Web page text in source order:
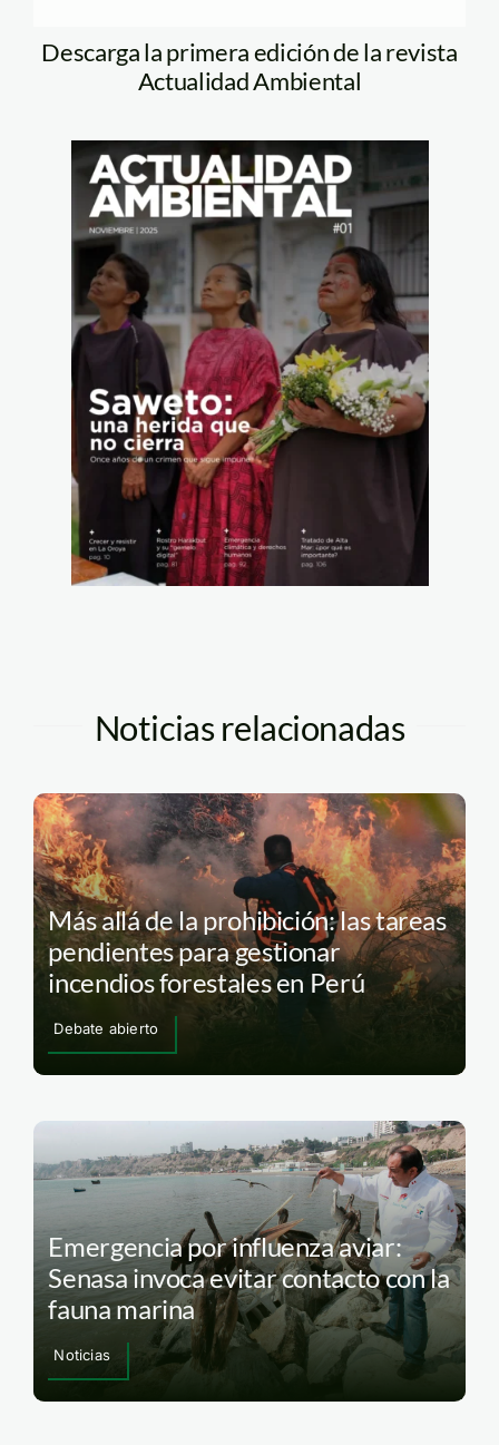
Descarga la primera edición de la revista
Actualidad Ambiental
Noticias relacionadas
Más allá de la prohibición: las tareas
pendientes para gestionar
incendios forestales en Perú
Debate abierto
Emergencia por influenza aviar:
Senasa invoca evitar contacto con la
fauna marina
Noticias